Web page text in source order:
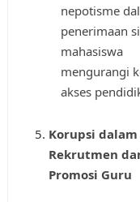
nepotisme
penerimaan
mahasiswa
mengurangi
akses
Korupsi dalam
Rekrutmen
Promosi Guru